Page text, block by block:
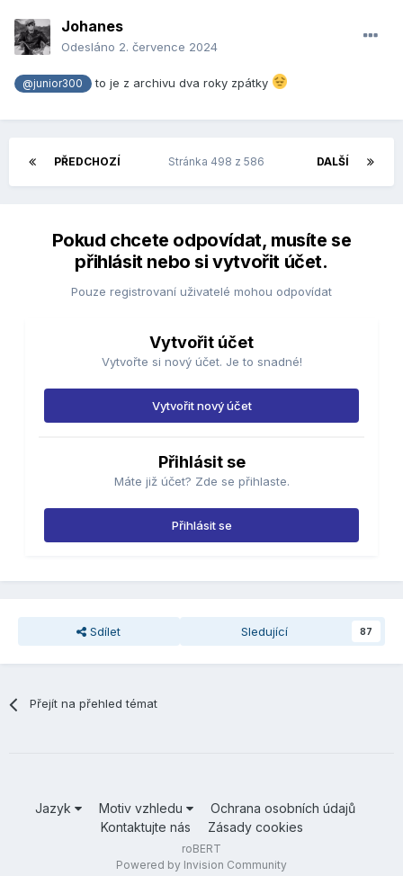
Johanes
Odesláno 2. července 2024
@junior300 to je z archivu dva roky zpátky
PŘEDCHOZÍ DALŠÍ
Stránka 498 z 586
Pokud chcete odpovídat, musíte se
přihlásit nebo si vytvořit účet.
Pouze registrovaní uživatelé mohou odpovídat
Vytvořit účet
Vytvořte si nový účet. Je to snadné!
Vytvořit nový účet
Přihlásit se
Máte již účet? Zde se přihlaste.
Přihlásit se
Sdílet Sledující 87
Přejít na přehled témat
Jazyk Motiv vzhledu
Ochrana osobních údajů
Kontaktujte nás
Zásady cookies
roBERT
Powered by Invision Community